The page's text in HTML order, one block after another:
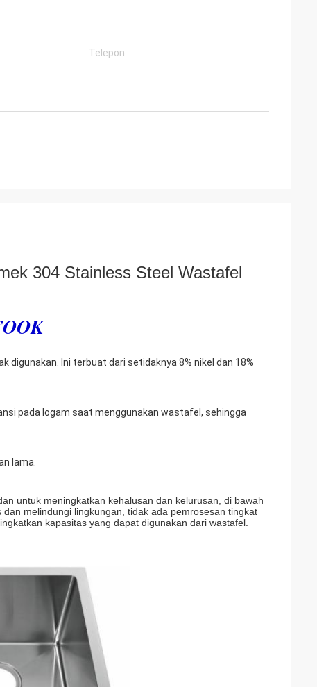
304 Stainless Steel Wastafel
digunakan. Ini terbuat dari setidaknya 8% nikel dan 18%
pada logam saat menggunakan wastafel, sehingga
lama.
untuk meningkatkan kehalusan dan kelurusan, di bawah
melindungi lingkungan, tidak ada pemrosesan tingkat
kapasitas yang dapat digunakan dari wastafel.